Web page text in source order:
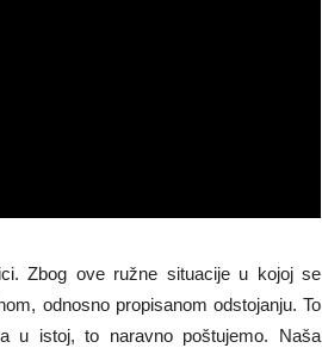
Zbog ove ružne situacije u kojoj se
odnosno propisanom odstojanju. To
u istoj, to naravno poštujemo. Naša